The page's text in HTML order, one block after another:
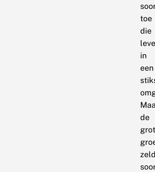
toe
die
in
een
de